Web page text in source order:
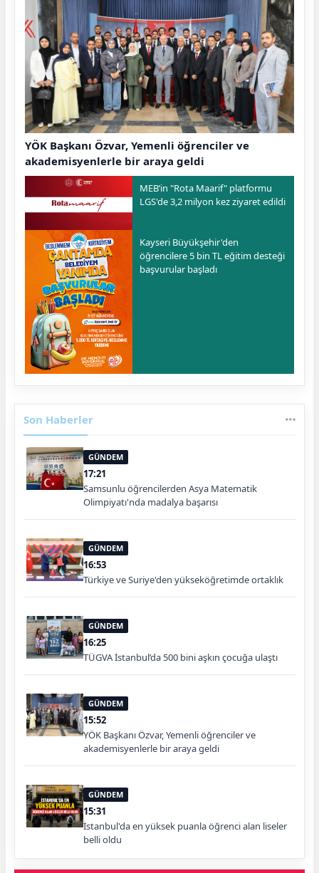
YÖK Başkanı Özvar, Yemenli öğrenciler ve
akademisyenlerle bir araya geldi
MEB’in "Rota Maarif" platformu
LGS'de 3,2 milyon kez ziyaret edildi
Kayseri Büyükşehir'den
öğrencilere 5 bin TL eğitim desteği
başvurular başladı
Son Haberler
GÜNDEM
17:21
Samsunlu öğrencilerden Asya Matematik
Olimpiyatı'nda madalya başarısı
GÜNDEM
16:53
Türkiye ve Suriye'den yükseköğretimde ortaklık
GÜNDEM
16:25
TÜGVA İstanbul’da 500 bini aşkın çocuğa ulaştı
GÜNDEM
15:52
YÖK Başkanı Özvar, Yemenli öğrenciler ve
akademisyenlerle bir araya geldi
GÜNDEM
15:31
İstanbul'da en yüksek puanla öğrenci alan liseler
belli oldu